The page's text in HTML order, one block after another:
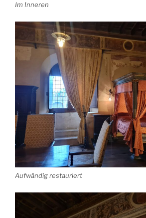
Im Inneren
Aufwändig restauriert